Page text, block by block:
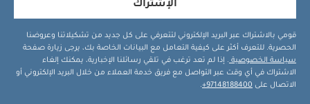
الإشتراك
قومي بالاشتراك عبر البريد الإلكتروني لتتعرفي على كل جديد من تشكيلاتنا وعروضنا
الحصرية. للتعرف أكثر على كيفية التعامل مع البيانات الخاصة بك، يرجى زيارة صفحة
سياسة الخصوصية . إذا لم تعد ترغب في تلقي رسائلنا الإخبارية، يمكنك إلغاء
الاشتراك في أي وقت عبر التواصل مع فريق خدمة العملاء من خلال البريد الإلكتروني أو
الاتصال على 97148188400+
.